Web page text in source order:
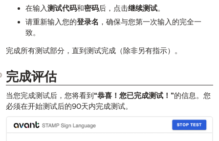
在输入测试代码和密码后，点击继续测试。
请重新输入您的登录名 ，确保与您第一次输入的完全一
致。
完成所有测试部分，直到测试完成（除非另有指示）。
完成评估
当您完成测试后，您将看到 “恭喜！您已完成测试！”的信息。您
必须在开始测试后的90天内完成测试。